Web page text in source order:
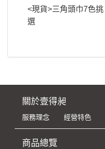
<現貨>三角頭巾7色挑
選
關於壹得昶
服務理念 經營特色
商品總覽